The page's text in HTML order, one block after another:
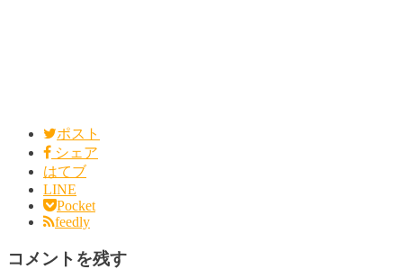
ポスト
シェア
はてブ
LINE
Pocket
feedly
コメントを残す